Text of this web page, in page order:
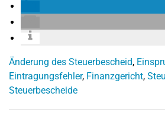
Änderung des Steuerbescheid,
Eintragungsfehler, Finanzgericht,
Steuerbescheide